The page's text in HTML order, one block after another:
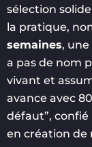
sélection
la pratique,
semaines,
a pas de nom
vivant et
avance avec
défaut”,
en création de